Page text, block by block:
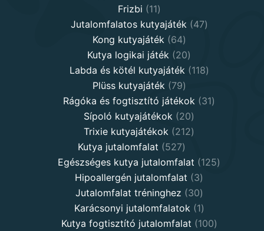
Frizbi 1111
products
Jutalomfalatos kutyajáték 4747
Kong kutyajáték 6464
products
Kutya logikai játék 2020
products
Labda és kötél kutyajáték 118118
Plüss kutyajáték 7979
products
Rágóka és fogtisztító játékok 3131
Sípoló kutyajátékok 2020
products
Trixie kutyajátékok 212212
Kutya jutalomfalat 527527
products
Egészséges kutya jutalomfalat 125125
Hipoallergén jutalomfalat 33
products
Jutalomfalat tréninghez 3030
products
Karácsonyi jutalomfalatok 11
product
Kutya fogtisztító jutalomfalat 100100